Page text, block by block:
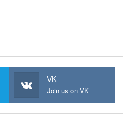
VK
Join us on VK